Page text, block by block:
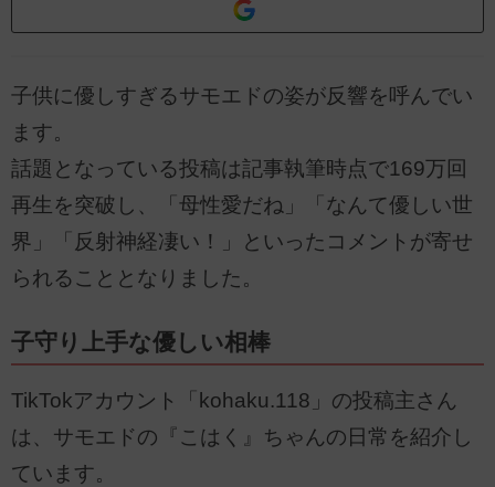
子供に優しすぎるサモエドの姿が反響を呼んでい
ます。
話題となっている投稿は記事執筆時点で169万回
再生を突破し、「母性愛だね」「なんて優しい世
界」「反射神経凄い！」といったコメントが寄せ
られることとなりました。
子守り上手な優しい相棒
TikTokアカウント「kohaku.118」の投稿主さん
は、サモエドの『こはく』ちゃんの日常を紹介し
ています。